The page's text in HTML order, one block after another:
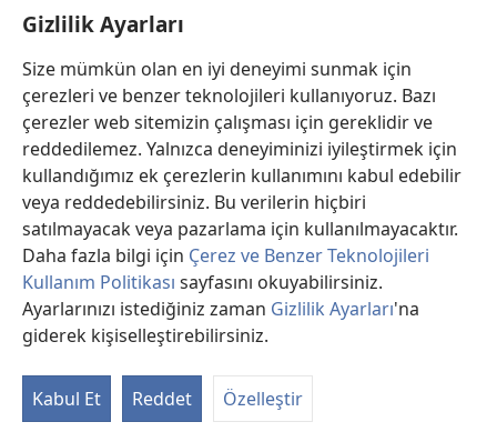
Gizlilik Ayarları
Size mümkün olan en iyi deneyimi sunmak için
çerezleri ve benzer teknolojileri kullanıyoruz. Bazı
çerezler web sitemizin çalışması için gereklidir ve
reddedilemez. Yalnızca deneyiminizi iyileştirmek için
kullandığımız ek çerezlerin kullanımını kabul edebilir
veya reddedebilirsiniz. Bu verilerin hiçbiri
satılmayacak veya pazarlama için kullanılmayacaktır.
Daha fazla bilgi için Çerez ve Benzer Teknolojileri
Kullanım Politikası sayfasını okuyabilirsiniz.
Ayarlarınızı istediğiniz zaman Gizlilik Ayarları'na
giderek kişiselleştirebilirsiniz.
Kabul Et Reddet Özelleştir
(yeni
pencere
Watchtower ONLINE KÜTÜPHANE
(yeni
pencere
açar)
JW Hub
(yeni
pencere
açar)
®
Watchtower Library®
Copyright© 2026 Watch Tower Bible and Tract Society of PA.
KULLANIM ŞARTLARI|GİZLİLİK POLİTİKASI